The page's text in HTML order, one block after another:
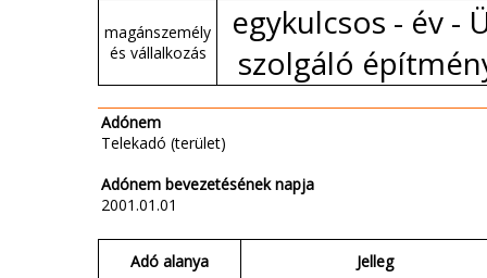
magánszemély
és vállalkozás
egykulcsos - év -
szolgáló
Adónem
Telekadó (terület)
Adónem bevezetésének napja
2001.01.01
Adó alanya Jelleg